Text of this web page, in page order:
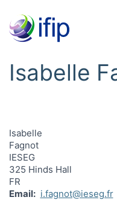
Isabelle
Isabelle
Fagnot
IESEG
325 Hinds Hall
FR
Email
i.fagnot@ieseg.fr